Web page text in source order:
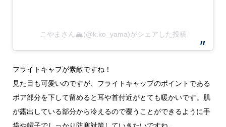
こやまさん🏔(@k.ko_yama)がシェアした投稿
フライトキャプが素敵ですね！
見た目も可愛いのですが、フライトキャップのポイントである
ボア部分を下して留めると耳や首付近がとても暖かいです。肌
が露出している部分から冷えるので覆うことができるように手